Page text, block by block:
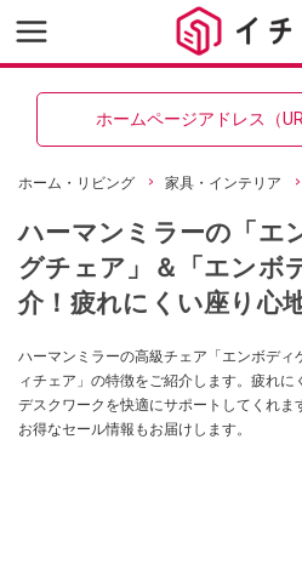
ホームページアドレス（
ホーム・リビング 家具・インテリア
ハーマンミラーの「エ
グチェア」＆「エンボ
介！疲れにくい座り心
ハーマンミラーの高級チェア「エンボデ
ィチェア」の特徴をご紹介します。疲れ
デスクワークを快適にサポートしてくれま
お得なセール情報もお届けします。